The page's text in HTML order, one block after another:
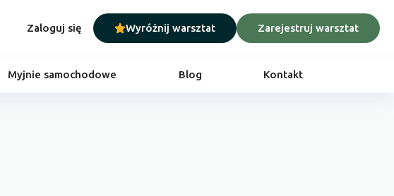
Zaloguj się Wyróżnij warsztat Zarejestruj warsztat
Myjnie samochodowe Blog Kontakt